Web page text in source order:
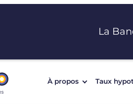
La
À propos Taux